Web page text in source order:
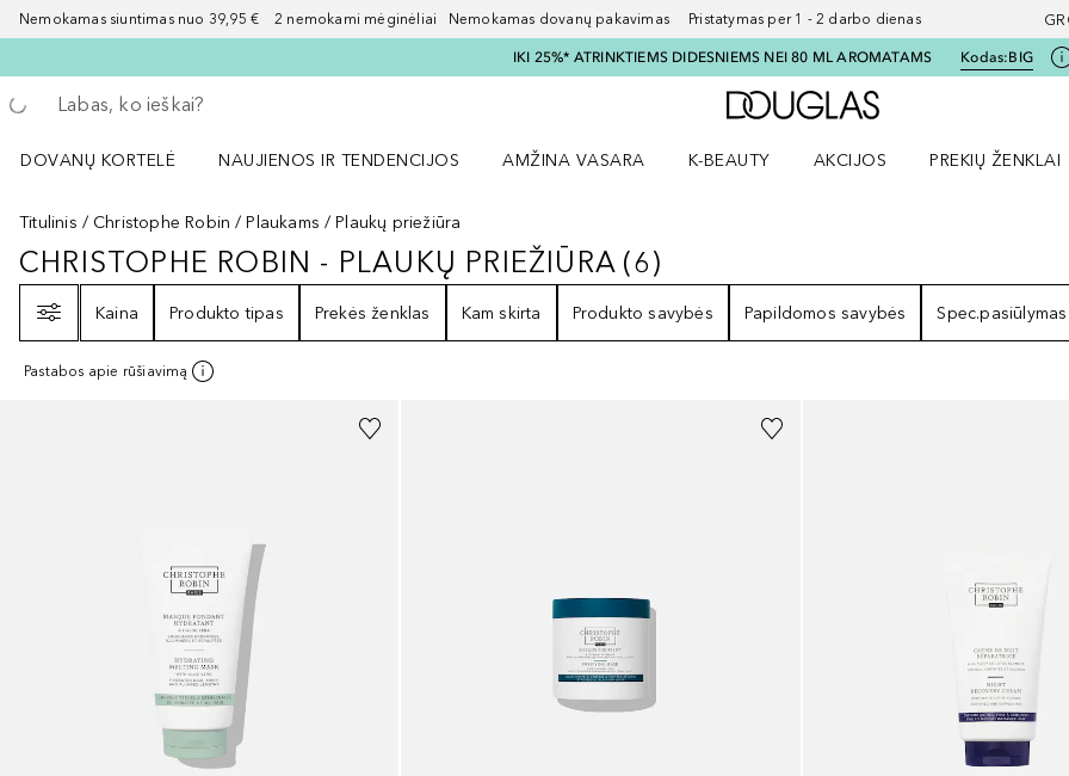
Nemokamas siuntimas nuo 39,95 € 2 nemokami mėginėliai Nemokamas dovanų pakavimas Pristatymas per 1 - 2 darbo dienas
IKI 25%* ATRINKTIEMS DIDESNIEMS NEI 80 ML AROMATAMS Kodas:BIG
Grįžk atgal
Vykdykite paiešką
Į Douglas pagrindinį
DOVANŲ KORTELĖ
NAUJIENOS IR TENDENCIJOS
AMŽINA VASARA
K-BEAUTY
AKCIJOS
PREKIŲ ŽENKLAI
Titulinis
Christophe Robin Plaukams Plaukų priežiūra
CHRISTOPHE ROBIN - PLAUKŲ PRIEŽIŪRA6
CHRISTOPHE ROBIN - PLAUKŲ PRIEŽIŪRA (6)
Kaina
Produkto tipas Prekės ženklas Kam skirta Produkto savybės Papildomos savybės Spec.pasiūlymas
Pastabos apie rūšiavimą